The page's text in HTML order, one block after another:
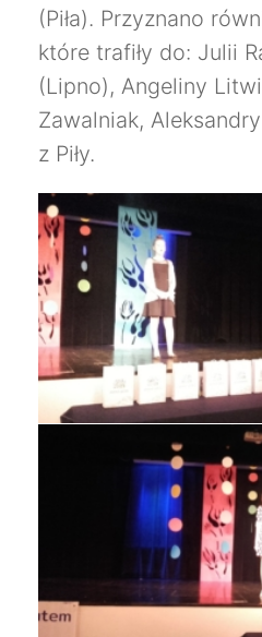
(Piła). Przyznano
które trafiły do: Julii
(Lipno), Angeliny
Zawalniak,
z Piły.